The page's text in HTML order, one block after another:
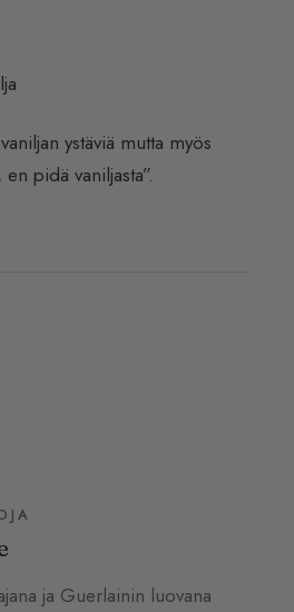
ystäviä mutta myös
pidä vaniljasta”.
ja Guerlainin luovana